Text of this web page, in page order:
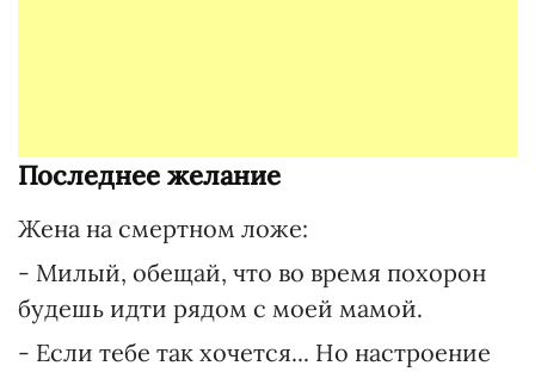
Последнее желание
Жена на смертном ложе:
- Милый, обещай, что во время похорон
будешь идти рядом с моей мамой.
- Если тебе так хочется... Но настроение